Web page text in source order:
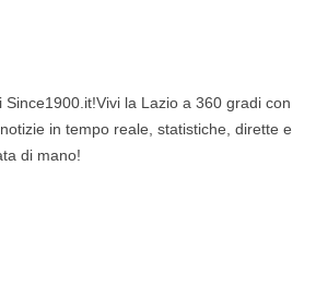
Since1900.it!Vivi la Lazio a 360 gradi con
in tempo reale, statistiche, dirette e
di mano!